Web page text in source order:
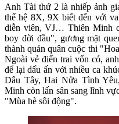
Anh Tài thứ 2 là nhiếp ảnh
thế hệ 8X, 9X biết đến với
diễn viên, VJ… Thiên Minh
boy đời đầu", gương mặt
thành quán quân cuộc thi
Ngoài vẻ điển trai vốn có,
để lại dấu ấn với nhiều ca
Dâu Tây, Hai Nửa Tình
Minh còn lấn sân sang lĩnh
"Mùa hè sôi động".